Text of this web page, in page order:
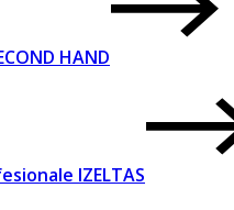
HAND
IZELTAS